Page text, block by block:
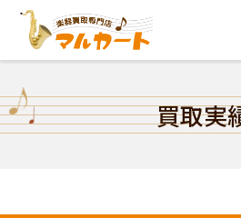
買取実